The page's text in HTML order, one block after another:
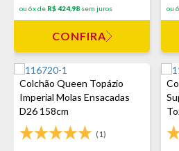
ou 6x de R$ 424,98 sem juros
CONFIRA
ou
Colchão Queen Topázio
Imperial Molas Ensacadas
D26 158cm
(1)